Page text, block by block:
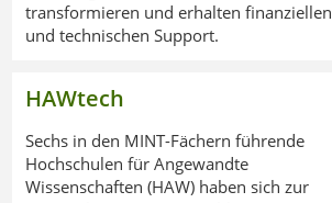
transformieren und erhalten finanziellen
und technischen Support.
HAWtech
Sechs in den MINT-Fächern führende
Hochschulen für Angewandte
Wissenschaften (HAW) haben sich zur